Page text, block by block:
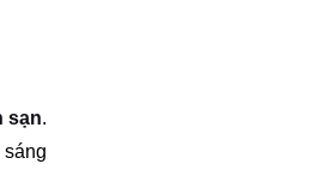
sạn.